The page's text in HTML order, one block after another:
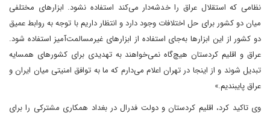
نظامی که استقلال عراق را خدشه‌دار می‌کند استفاده نشود. ابزارهای مختلفی
میان دو کشور برای حل اختلافات وجود دارد و انتظار داریم با توجه به روابط عمیق
دو کشور از این ابزارها به‌جای استفاده از ابزارهای غیرمسالمت‌آمیز استفاده شود.
عراق و اقلیم کردستان هیچ‌گاه نمی‌خواهند به تهدیدی برای کشورهای همسایه
تبدیل شوند و از اینجا در تهران اعلام می‌دارم که ما به توافق امنیتی میان ایران و
عراق پایبندیم.»
وی تاکید کرد، اقلیم کردستان و دولت فدرال در بغداد همکاری مشترکی را برای